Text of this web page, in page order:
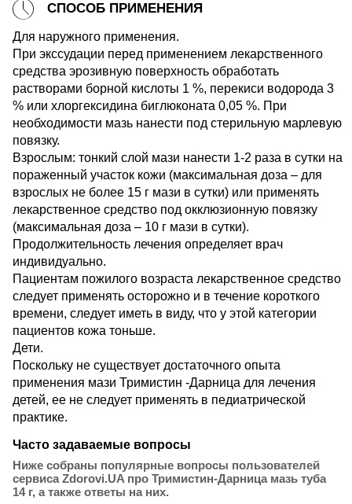
СПОСОБ ПРИМЕНЕНИЯ
Для наружного применения.
При экссудации перед применением лекарственного
средства эрозивную поверхность обработать
растворами борной кислоты 1 %, перекиси водорода 3
% или хлоргексидина биглюконата 0,05 %. При
необходимости мазь нанести под стерильную марлевую
повязку.
Взрослым: тонкий слой мази нанести 1-2 раза в сутки на
пораженный участок кожи (максимальная доза – для
взрослых не более 15 г мази в сутки) или применять
лекарственное средство под окклюзионную повязку
(максимальная доза – 10 г мази в сутки).
Продолжительность лечения определяет врач
индивидуально.
Пациентам пожилого возраста лекарственное средство
следует применять осторожно и в течение короткого
времени, следует иметь в виду, что у этой категории
пациентов кожа тоньше.
Дети.
Поскольку не существует достаточного опыта
применения мази Тримистин -Дарница для лечения
детей, ее не следует применять в педиатрической
практике.
Часто задаваемые вопросы
Ниже собраны популярные вопросы пользователей
сервиса Zdorovi.UA про Тримистин-Дарница мазь туба
14 г, а также ответы на них.